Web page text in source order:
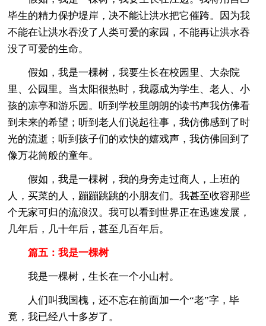
毕生的精力保护堤岸，决不能让洪水把它催跨。因为我
不能在让洪水吞没了人类可爱的家园，不能再让洪水吞
没了可爱的生命。
假如，我是一棵树，我要生长在校园里、大杂院
里、公园里。当太阳很热时，我愿成为学生、老人、小
孩的凉亭和游乐园。听到学校里朗朗的读书声我仿佛看
到未来的希望；听到老人们说起往事，我仿佛感到了时
光的流逝；听到孩子们的欢快的嬉戏声，我仿佛回到了
像万花筒般的童年。
假如，我是一棵树，我的身旁走过商人，上班的
人，买菜的人，蹦蹦跳跳的小朋友们。我甚至收容那些
个无家可归的流浪汉。我可以看到世界正在迅速发展，
几年后，几十年后，甚至几百年后。
篇五：我是一棵树
我是一棵树，生长在一个小山村。
人们叫我国槐，还不忘在前面加一个“老”字，毕
竟，我已经八十多岁了。